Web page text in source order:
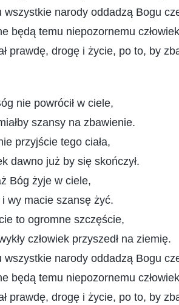
wszystkie narody oddadzą Bogu
będą temu niepozornemu
prawdę, drogę i życie, po to, by
nie powrócił w ciele,
szansy na zbawienie.
przyjście tego ciała,
dawno już by się skończył.
Bóg żyje w ciele,
wy macie szansę żyć.
to ogromne szczęście,
człowiek przyszedł na ziemię.
wszystkie narody oddadzą Bogu
będą temu niepozornemu
prawdę, drogę i życie, po to, by